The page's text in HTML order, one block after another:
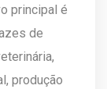
principal é
de
produção